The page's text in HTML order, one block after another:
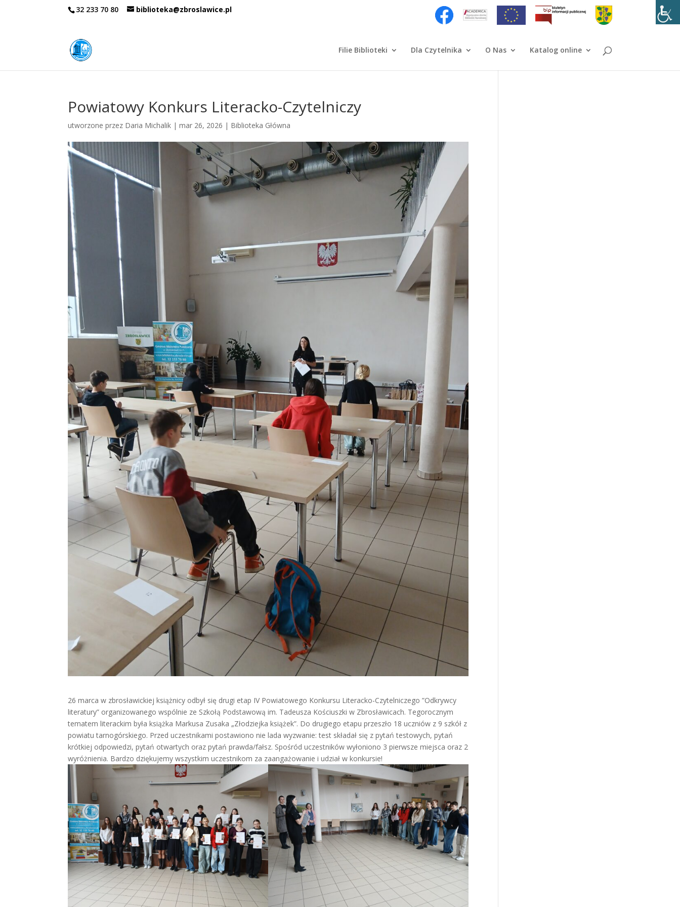
32 233 70 80 biblioteka@zbroslawice.pl
Filie Biblioteki Dla Czytelnika O Nas Katalog online
Powiatowy Konkurs Literacko-Czytelniczy
utworzone przez Daria Michalik |mar 26, 2026 | Biblioteka Główna
26 marca w zbrosławickiej książnicy odbył się drugi etap IV Powiatowego Konkursu Literacko-Czytelniczego ”Odkrywcy
literatury” organizowanego wspólnie ze Szkołą Podstawową im. Tadeusza Kościuszki w Zbrosławicach. Tegorocznym
tematem literackim była książka Markusa Zusaka „Złodziejka książek”. Do drugiego etapu przeszło 18 uczniów z 9 szkół z
powiatu tarnogórskiego. Przed uczestnikami postawiono nie lada wyzwanie: test składał się z pytań testowych, pytań
krótkiej odpowiedzi, pytań otwartych oraz pytań prawda/fałsz. Spośród uczestników wyłoniono 3 pierwsze miejsca oraz 2
wyróżnienia. Bardzo dziękujemy wszystkim uczestnikom za zaangażowanie i udział w konkursie!